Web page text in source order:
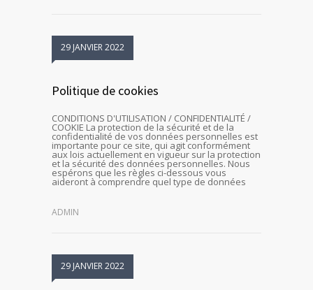
29 JANVIER 2022
Politique de cookies
CONDITIONS D'UTILISATION / CONFIDENTIALITÉ /
COOKIE La protection de la sécurité et de la
confidentialité de vos données personnelles est
importante pour ce site, qui agit conformément
aux lois actuellement en vigueur sur la protection
et la sécurité des données personnelles. Nous
espérons que les règles ci-dessous vous
aideront à comprendre quel type de données
ADMIN
29 JANVIER 2022